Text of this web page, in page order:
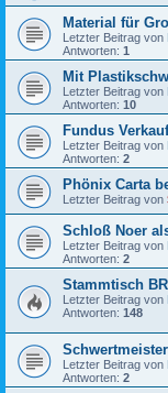
Material für
Letzter Beitrag von
Antworten: 1
Mit
Letzter Beitrag von
Antworten: 10
Fundus Verkauf
Letzter Beitrag von
Antworten: 2
Phönix Carta
Letzter Beitrag von
Schloß Noer
Letzter Beitrag von
Antworten: 2
Stammtisch
Letzter Beitrag von
Antworten: 148
Letzter Beitrag von
Antworten: 2